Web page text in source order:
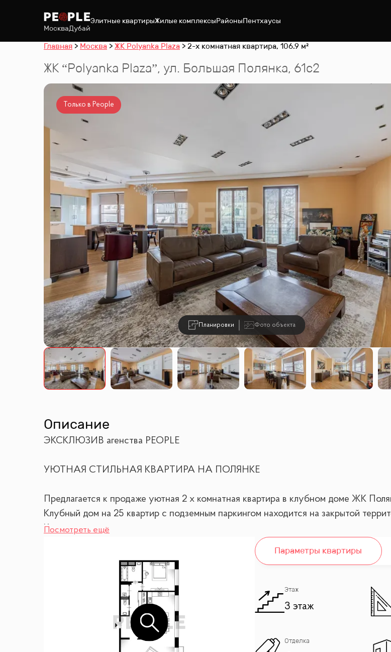
МоскваДубай
Элитные квартирыЖилые комплексыРайоныПентхаусы
Главная Москва ЖК Polyanka Plaza 2-х комнатная квартира, 106.9 м²
ЖК “Polyanka Plaza”, ул. Большая Полянка, 61с2
Только в People
Планировки Фото объекта
Описание
ЭКСКЛЮЗИВ агенства PEOPLE
УЮТНАЯ СТИЛЬНАЯ КВАРТИРА НА ПОЛЯНКЕ
Предлагается к продаже уютная 2 х комнатная квартира в клубном доме ЖК
Клубный дом на 25 квартир с подземным паркингом находится на закрытой
Круглосуточная охрана, детская площадка на территории.
Уютная, вместе с тем, просторная квартира удобной планировки,с видами в
Отделка выполнена в современном стиле.
Планировкой предусмотрено
- просторная прихожая
Посмотреть ещё
Параметры квартиры
Этаж
3 этаж
Отделка